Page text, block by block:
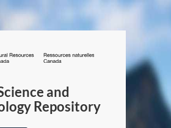
/
Canada
and
Repository